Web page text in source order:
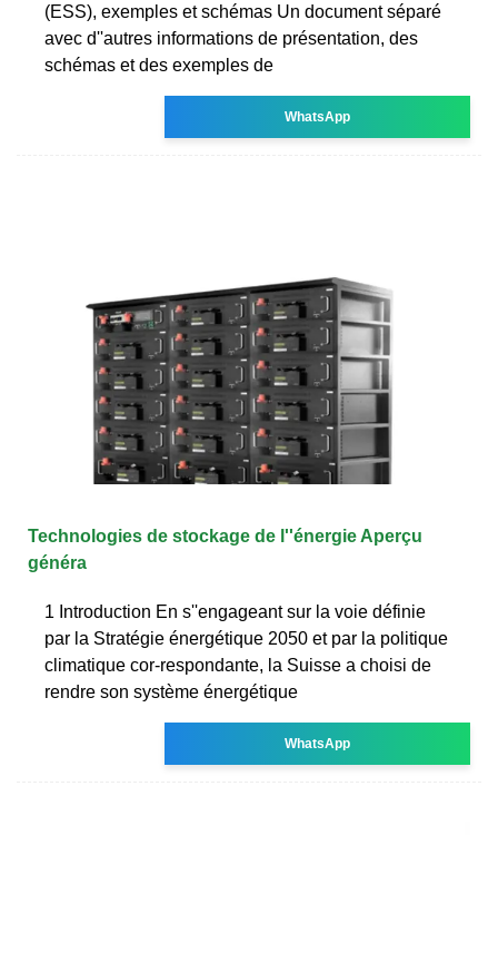
(ESS), exemples et schémas Un document séparé
avec d''autres informations de présentation, des
schémas et des exemples de
WhatsApp
Technologies de stockage de l''énergie Aperçu
généra
1 Introduction En s''engageant sur la voie définie
par la Stratégie énergétique 2050 et par la politique
climatique cor-respondante, la Suisse a choisi de
rendre son système énergétique
WhatsApp